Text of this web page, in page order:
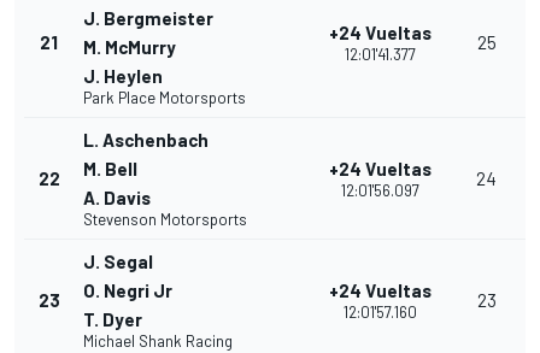
21
J. Bergmeister
M. McMurry
J. Heylen
Park Place Motorsports
+24 Vueltas
12:01'41.377
25
22
L. Aschenbach
M. Bell
A. Davis
Stevenson Motorsports
+24 Vueltas
12:01'56.097
24
23
J. Segal
O. Negri Jr
T. Dyer
Michael Shank Racing
+24 Vueltas
12:01'57.160
23